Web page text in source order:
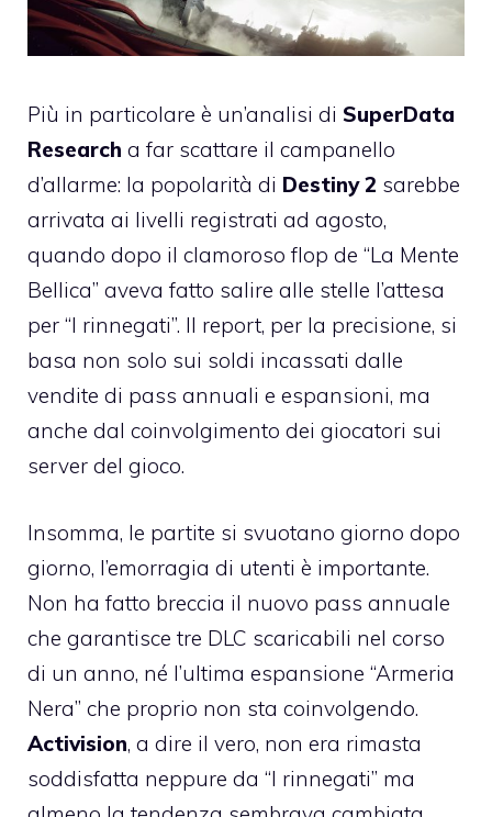
Più in particolare è un’analisi di SuperData
Research a far scattare il campanello
d’allarme: la popolarità di Destiny 2 sarebbe
arrivata ai livelli registrati ad agosto,
quando dopo il clamoroso flop de “La Mente
Bellica” aveva fatto salire alle stelle l’attesa
per “I rinnegati”. Il report, per la precisione, si
basa non solo sui soldi incassati dalle
vendite di pass annuali e espansioni, ma
anche dal coinvolgimento dei giocatori sui
server del gioco.
Insomma, le partite si svuotano giorno dopo
giorno, l’emorragia di utenti è importante.
Non ha fatto breccia il nuovo pass annuale
che garantisce tre DLC scaricabili nel corso
di un anno, né l’ultima espansione “Armeria
Nera” che proprio non sta coinvolgendo.
Activision, a dire il vero, non era rimasta
soddisfatta neppure da “I rinnegati” ma